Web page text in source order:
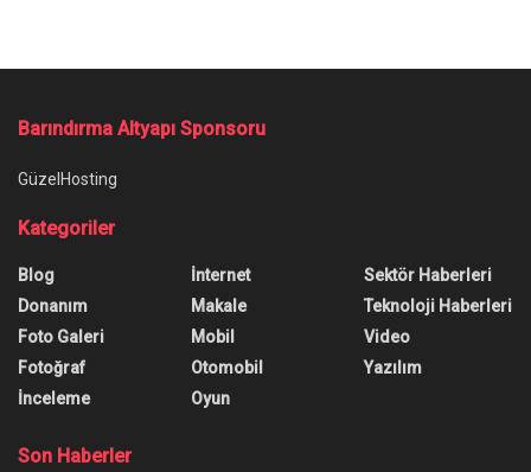
Barındırma Altyapı Sponsoru
GüzelHosting
Kategoriler
Blog
Donanım
Foto Galeri
Fotoğraf
İnceleme
İnternet
Makale
Mobil
Otomobil
Oyun
Sektör Haberleri
Teknoloji Haberleri
Video
Yazılım
Son Haberler